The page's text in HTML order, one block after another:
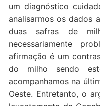
um diagnóstico
analisarmos os dados
duas safras de
necessariamente
afirmação é um
do milho sendo
acompanhamos na
Oeste. Entretanto, o